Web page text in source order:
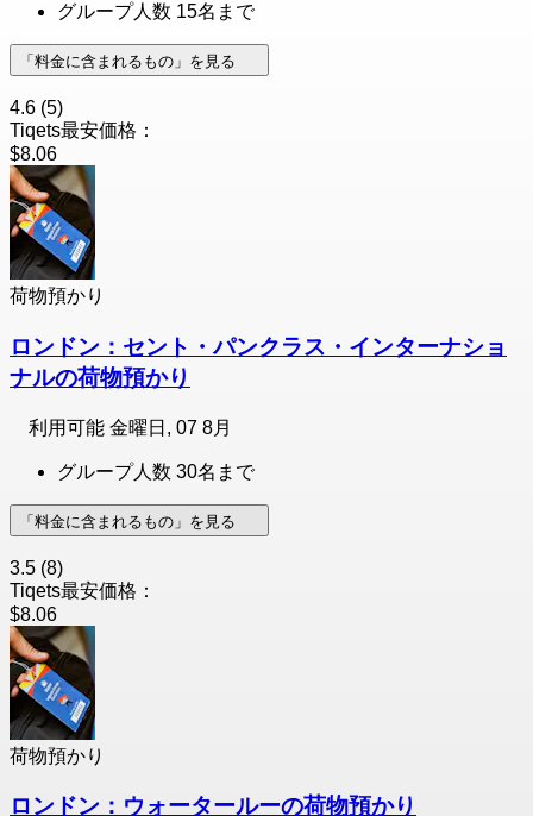
グループ人数 15名まで
「料金に含まれるもの」を見る
4.6 (5)
Tiqets最安価格：
$8.06
荷物預かり
ロンドン：セント・パンクラス・インターナショ
ナルの荷物預かり
利用可能 金曜日, 07 8月
グループ人数 30名まで
「料金に含まれるもの」を見る
3.5 (8)
Tiqets最安価格：
$8.06
荷物預かり
ロンドン：ウォータールーの荷物預かり